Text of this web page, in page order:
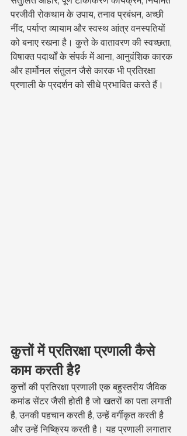
परजीवी रोकथाम के उपाय, तनाव प्रबंधन, अच्छी
नींद, पर्याप्त व्यायाम और स्वस्थ आंत्र वनस्पतियों
को बनाए रखना है। कुत्ते के वातावरण की स्वच्छता,
विषाक्त पदार्थों के संपर्क में आना, आनुवंशिक कारक
और हार्मोनल संतुलन जैसे कारक भी प्रतिरक्षा
प्रणाली के प्रदर्शन को सीधे प्रभावित करते हैं।
कुत्तों में प्रतिरक्षा प्रणाली कैसे
काम करती है?
कुत्तों की प्रतिरक्षा प्रणाली एक बहुस्तरीय जैविक
कमांड सेंटर जैसी होती है जो खतरों का पता लगाती
है, उनकी पहचान करती है, उन्हें वर्गीकृत करती है
और उन्हें निष्क्रिय करती है। यह प्रणाली लगातार